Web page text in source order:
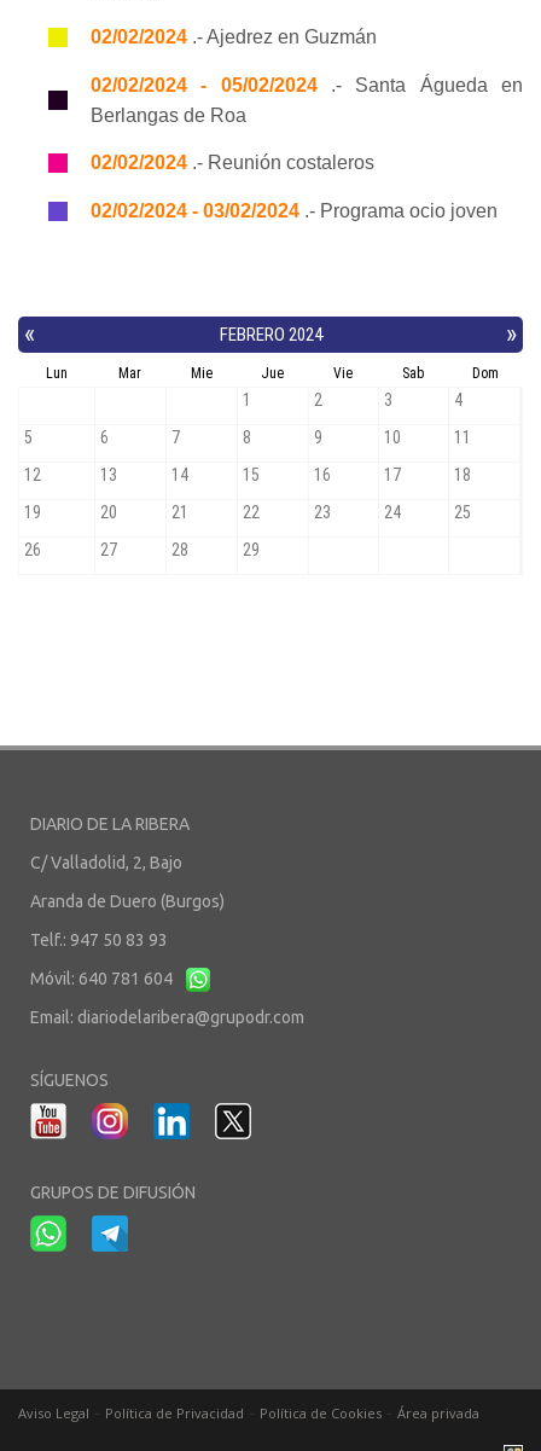
02/02/2024 .- Ajedrez en Guzmán
02/02/2024 - 05/02/2024.- Santa Águeda en
Berlangas de Roa
02/02/2024 .- Reunión costaleros
02/02/2024 - 03/02/2024 .- Programa ocio joven
DIARIO DE LA RIBERA
C/ Valladolid, 2, Bajo
Aranda de Duero (Burgos)
Telf.: 947 50 83 93
Móvil: 640 781 604
Email: diariodelaribera@grupodr.com
SÍGUENOS
GRUPOS DE DIFUSIÓN
Aviso Legal Política de Privacidad Política de Cookies Área privada